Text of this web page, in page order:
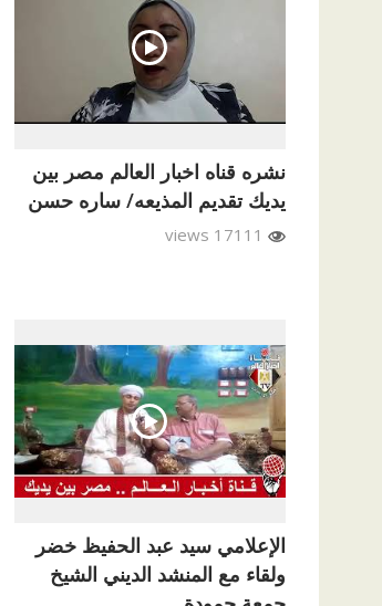
نشره قناه اخبار العالم مصر بين
يديك تقديم المذيعه/ ساره حسن
الإعلامي سيد عبد الحفيظ خضر
ولقاء مع المنشد الديني الشيخ